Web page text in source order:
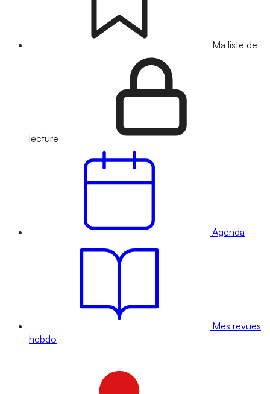
Ma liste de
lecture
Agenda
Mes revues
hebdo